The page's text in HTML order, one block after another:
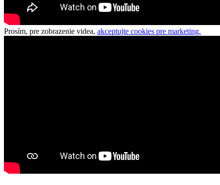
Prosím, pre zobrazenie videa, akceptujte cookies pre marketing.